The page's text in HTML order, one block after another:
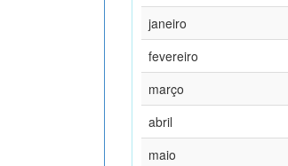
janeiro
fevereiro
março
abril
maio